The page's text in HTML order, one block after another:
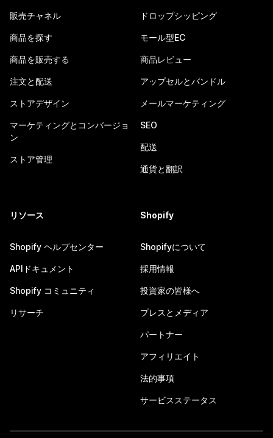
販売チャネル
商品を探す
商品を販売する
注文と配送
ストアデザイン
マーケティングとコンバージョ
ン
ストア管理
ドロップシッピング
モール型EC
商品レビュー
アップセルとバンドル
メールマーケティング
SEO
配送
通貨と翻訳
リソース
Shopify ヘルプセンター
APIドキュメント
Shopify コミュニティ
リサーチ
Shopify
Shopifyについて
採用情報
投資家の皆様へ
プレスとメディア
パートナー
アフィリエイト
法的事項
サービスステータス